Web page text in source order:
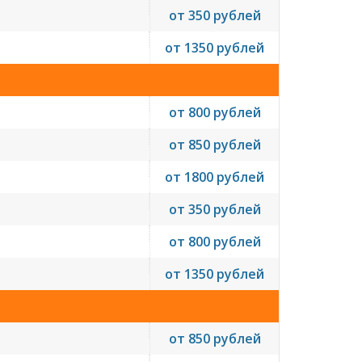
от 350 рублей
от 1350 рублей
от 800 рублей
от 850 рублей
от 1800 рублей
от 350 рублей
от 800 рублей
от 1350 рублей
от 850 рублей